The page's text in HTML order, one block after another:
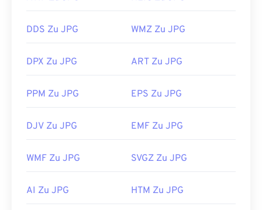
DDS Zu JPG WMZ Zu JPG
DPX Zu JPG ART Zu JPG
PPM Zu JPG EPS Zu JPG
DJV Zu JPG EMF Zu JPG
WMF Zu JPG SVGZ Zu JPG
AI Zu JPG HTM Zu JPG